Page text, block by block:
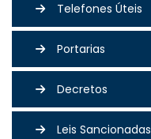
Telefones Úteis
Portarias
Decretos
Leis Sancionadas